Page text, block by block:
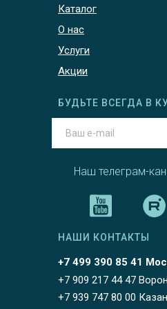
Каталог
О нас
Услуги
Акции
Наш телеграм-
БУДЬТЕ ВСЕГДА В
+7 499 390 85 41
НАШИ КОНТАКТЫ
+7 909 217 44 47
+7 939 747 80 00